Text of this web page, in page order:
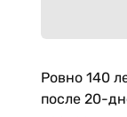
Ровно 140
после 20-